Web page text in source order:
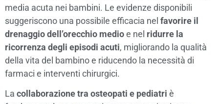
media acuta nei bambini. Le evidenze disponibili
suggeriscono una possibile efficacia nel favorire il
drenaggio dell’orecchio medioe nel ridurre la
ricorrenza degli episodi acuti, migliorando la qualità
della vita del bambino e riducendo la necessità di
farmaci e interventi chirurgici.
La collaborazione tra osteopati e pediatri è